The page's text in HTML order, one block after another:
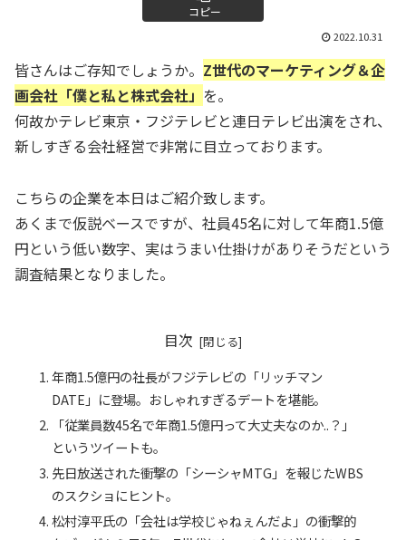
コピー
2022.10.31
皆さんはご存知でしょうか。 Z世代のマーケティング＆企
画会社「僕と私と株式会社」 を。
何故かテレビ東京・フジテレビと連日テレビ出演をされ、
新しすぎる会社経営で非常に目立っております。
こちらの企業を本日はご紹介致します。
あくまで仮説ベースですが、社員45名に対して年商1.5億
円という低い数字、実はうまい仕掛けがありそうだという
調査結果となりました。
目次
年商1.5億円の社長がフジテレビの「リッチマン
DATE」に登場。おしゃれすぎるデートを堪能。
「従業員数45名で年商1.5億円って大丈夫なのか..？」
というツイートも。
先日放送された衝撃の「シーシャMTG」を報じたWBS
のスクショにヒント。
松村淳平氏の「会社は学校じゃねぇんだよ」の衝撃的